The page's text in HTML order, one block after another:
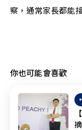
察，通常家長都能
你也可能會喜歡